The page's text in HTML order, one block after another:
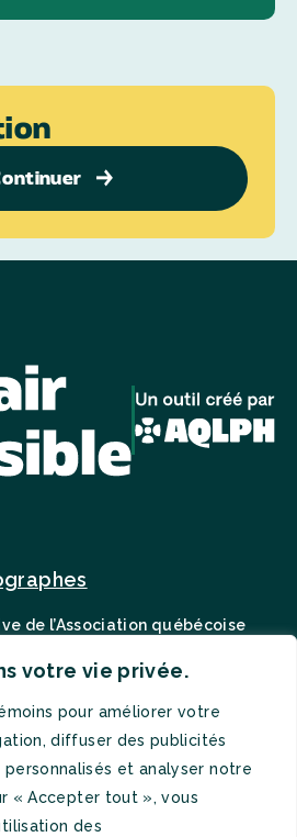
votre vie privée.
pour améliorer votre
diffuser des publicités
et analyser notre
« Accepter tout », vous
des
de l’Association québécoise